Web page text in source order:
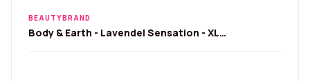
BEAUTYBRAND
Body & Earth - Lavendel Sensation - XL